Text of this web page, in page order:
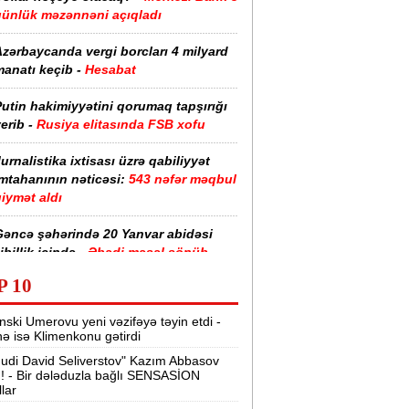
məzənnəni açıqladı
vergi borcları 4 milyard
keçib - Hesabat
hakimiyyətini qorumaq tapşırığı
- Rusiya elitasında FSB xofu
ixtisası üzrə qabiliyyət
nəticəsi: 543 nəfər məqbul
aldı
şəhərində 20 Yanvar abidəsi
içində - Əbədi məşəl sönüb
Səudiyyə Ərəbistanı və
saziş imzalayıb -Birgə müdafiə
yanğın məhdudlaşdırıldı
VİDEOLAR
10
Umerovu yeni vəzifəyə təyin etdi -
isə Klimenkonu gətirdi
David Seliverstov" Kazım Abbasov
- Bir dələduzla bağlı SENSASİON